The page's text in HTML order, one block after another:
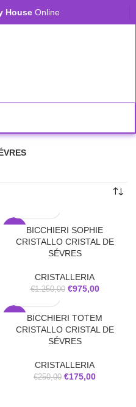
House Online
BICCHIERI SOPHIE
CRISTALLO CRISTAL DE
SÉVRES
CRISTALLERIA
€1.250,00 €975,00
BICCHIERI TOTEM
CRISTALLO CRISTAL DE
SÉVRES
CRISTALLERIA
€250,00 €175,00